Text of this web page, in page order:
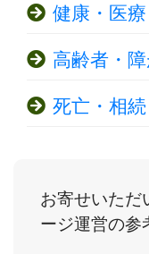
健康・医療
高齢者・
死亡・相続